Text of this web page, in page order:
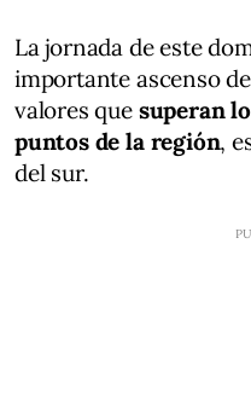
La jornada de este
importante ascenso
valores que superan
puntos de la región,
del sur.